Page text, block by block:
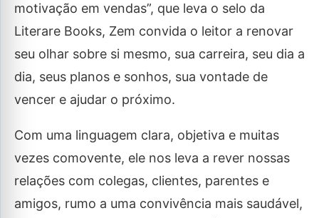
motivação em vendas”, que leva o selo da
Literare Books, Zem convida o leitor a renovar
seu olhar sobre si mesmo, sua carreira, seu dia a
dia, seus planos e sonhos, sua vontade de
vencer e ajudar o próximo.
Com uma linguagem clara, objetiva e muitas
vezes comovente, ele nos leva a rever nossas
relações com colegas, clientes, parentes e
amigos, rumo a uma convivência mais saudável,